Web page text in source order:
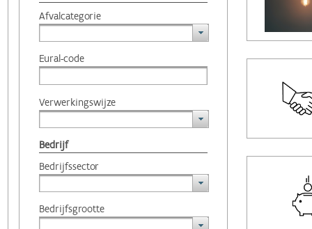
Afvalcategorie
Eural-code
Verwerkingswijze
Bedrijf
Bedrijfssector
Bedrijfsgrootte